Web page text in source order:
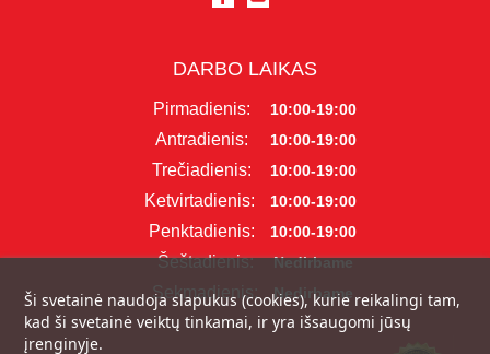
DARBO LAIKAS
Pirmadienis: 10:00-19:00
Antradienis: 10:00-19:00
Trečiadienis: 10:00-19:00
Ketvirtadienis: 10:00-19:00
Penktadienis: 10:00-19:00
Šeštadienis: Nedirbame
Sekmadienis: Nedirbame
Ši svetainė naudoja slapukus (cookies), kurie reikalingi tam,
kad ši svetainė veiktų tinkamai, ir yra išsaugomi jūsų
įrenginyje.